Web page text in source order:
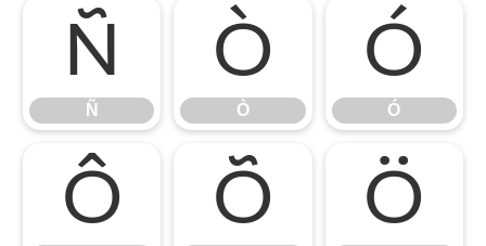
Ñ
Ñ
Ò
Ò
Ó
Ó
Ô Õ Ö